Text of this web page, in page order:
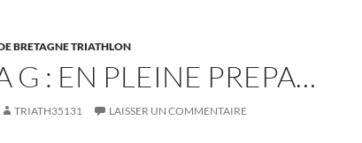
BRETAGNE TRIATHLON
G : EN PLEINE PREPA…
TRIATH35131 LAISSER UN COMMENTAIRE